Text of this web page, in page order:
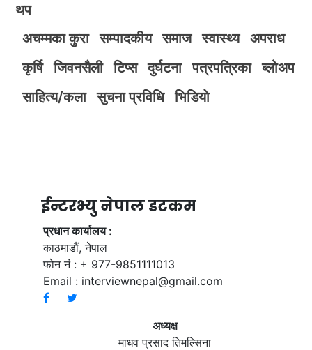
थप
अचम्मका कुरा
सम्पादकीय समाज स्वास्थ्य
अपराध
कृर्षि
जिवनसैली टिप्स दुर्घटना पत्रपत्रिका
ब्लोअप
साहित्य/कला
सुचना प्रविधि भिडियाे
ईन्टरभ्यु नेपाल डटकम
प्रधान कार्यालय :
काठमाडौं, नेपाल
फोन नं : + 977-9851111013
Email : interviewnepal@gmail.com
अध्यक्ष
माधव प्रसाद तिमल्सिना